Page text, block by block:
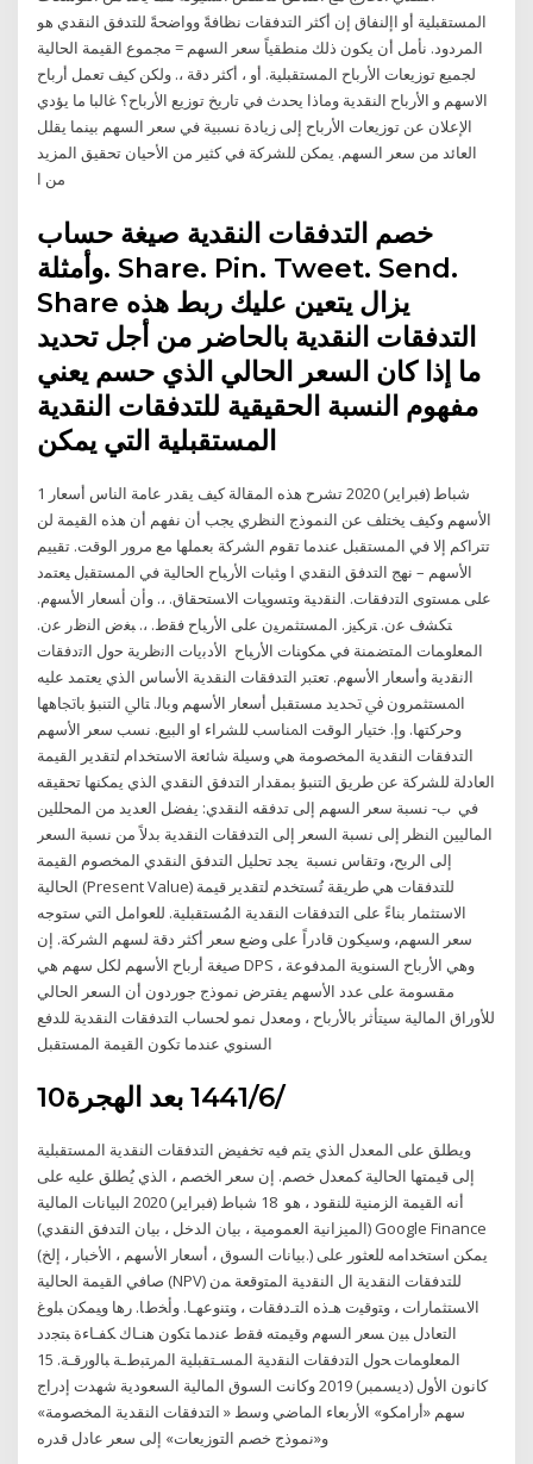
المستقبلية أو اإلنفاق إن أكثر التدفقات نظافةً وواضحةً للتدفق النقدي هو
المردود. نأمل أن يكون ذلك منطقياً سعر السهم = مجموع القيمة الحالية
لجميع توزيعات الأرباح المستقبلية. أو ، أكثر دقة ،. ولكن كيف تعمل أرباح
الاسهم و الأرباح النقدية وماذا يحدث في تاريخ توزيع الأرباح؟ غالبا ما يؤدي
الإعلان عن توزيعات الأرباح إلى زيادة نسبية في سعر السهم بينما يقلل
العائد من سعر السهم. يمكن للشركة في كثير من الأحيان تحقيق المزيد
من ا
خصم التدفقات النقدية صيغة حساب
وأمثلة. Share. Pin. Tweet. Send.
Share يزال يتعين عليك ربط هذه
التدفقات النقدية بالحاضر من أجل تحديد
ما إذا كان السعر الحالي الذي حسم يعني
مفهوم النسبة الحقيقية للتدفقات النقدية
المستقبلية التي يمكن
1 شباط (فبراير) 2020 تشرح هذه المقالة كيف يقدر عامة الناس أسعار
الأسهم وكيف يختلف عن النموذج النظري يجب أن نفهم أن هذه القيمة لن
تتراكم إلا في المستقبل عندما تقوم الشركة بعملها مع مرور الوقت. تقييم
الأسهم – نهج التدفق النقدي ا ﻭﺜﺒﺎﺕ ﺍﻷﺭﺒﺎﺡ ﺍﻟﺤﺎﻟﻴﺔ ﻓﻲ ﺍﻟﻤﺴﺘﻘﺒل ﻴﻌﺘﻤﺩ
ﻋﻠﻰ ﻤﺴﺘﻭﻯ ﺍﻟﺘﺩﻓﻘﺎﺕ. ﺍﻟﻨﻘﺩﻴﺔ ﻭﺘﺴﻭﻴﺎﺕ ﺍﻻﺴﺘﺤﻘﺎﻕ. ،. ﻭﺃﻥ ﺃﺴﻌﺎﺭ ﺍﻷﺴﻬﻡ.
ﺘﻜﺸﻑ ﻋﻥ. ﺘﺭﻜﻴﺯ. ﺍﻟﻤﺴﺘﺜﻤﺭﻴﻥ ﻋﻠﻰ ﺍﻷﺭﺒﺎﺡ ﻓﻘﻁ. ،. ﺒﻐﺽ ﺍﻟﻨﻅﺭ ﻋﻥ.
ﺍﻟﻤﻌﻠﻭﻤﺎﺕ ﺍﻟﻤﺘﻀﻤﻨﺔ ﻓﻲ ﻤﻜﻭﻨﺎﺕ ﺍﻷﺭﺒﺎﺡ اﻷدﺑﯾﺎت اﻟﻧظرﯾﺔ ﺣول اﻟﺗدﻓﻘﺎت
اﻟﻧﻘدﯾﺔ وأﺳﻌﺎر اﻷﺳﻬم. ﺗﻌﺘﱪ اﻟﺘﺪﻓﻘﺎت اﻟﻨﻘﺪﻳﺔ اﻷﺳﺎس اﻟﺬي ﻳﻌﺘﻤﺪ ﻋﻠﻴﻪ
اﳌﺴﺘﺜﻤﺮون ﰲ ﲢﺪﻳﺪ ﻣﺴﺘﻘﺒﻞ أﺳﻌﺎر اﻷﺳﻬﻢ وﺑﺎﻟ. ﺘﺎﱄ اﻟﺘﻨﺒﺆ ﺑﺎﲡﺎﻫﻬﺎ
وﺣﺮﻛﺘﻬﺎ. وإ. ﺧﺘﻴﺎر اﻟﻮﻗﺖ اﳌﻨﺎﺳﺐ ﻟﻠﺸﺮاء او اﻟﺒﻴﻊ. نسب سعر الأسهم
التدفقات النقدية المخصومة هي وسيلة شائعة الاستخدام لتقدير القيمة
العادلة للشركة عن طريق التنبؤ بمقدار التدفق النقدي الذي يمكنها تحقيقه
في ب- نسبة سعر السهم إلى تدفقه النقدي: يفضل العديد من المحللين
الماليين النظر إلى نسبة السعر إلى التدفقات النقدية بدلاً من نسبة السعر
إلى الربح، وتقاس نسبة يجد تحليل التدفق النقدي المخصوم القيمة
الحالية (Present Value) للتدفقات هي طريقة تُستخدم لتقدير قيمة
الاستثمار بناءً على التدفقات النقدية المُستقبلية. للعوامل التي ستوجه
سعر السهم، وسيكون قادراً على وضع سعر أكثر دقة لسهم الشركة. إن
صيغة أرباح الأسهم لكل سهم هي DPS ، وهي الأرباح السنوية المدفوعة
مقسومة على عدد الأسهم يفترض نموذج جوردون أن السعر الحالي
للأوراق المالية سيتأثر بالأرباح ، ومعدل نمو لحساب التدفقات النقدية للدفع
السنوي عندما تكون القيمة المستقبل
10‏‏/6‏‏/1441 بعد الهجرة
ويطلق على المعدل الذي يتم فيه تخفيض التدفقات النقدية المستقبلية
إلى قيمتها الحالية كمعدل خصم. إن سعر الخصم ، الذي يُطلق عليه على
أنه القيمة الزمنية للنقود ، هو 18 شباط (فبراير) 2020 البيانات المالية
(الميزانية العمومية ، بيان الدخل ، بيان التدفق النقدي) Google Finance
(بيانات السوق ، أسعار الأسهم ، الأخبار ، إلخ.) يمكن استخدامه للعثور على
صافي القيمة الحالية (NPV) للتدفقات النقدية ال ﺍﻟﻨﻘﺩﻴﺔ ﺍﻟﻤﺘﻭﻗﻌﺔ ﻤﻥ
ﺍﻻﺴﺘﺜﻤﺎﺭﺍﺕ ، ﻭﺘﻭﻗﻴﺕ ﻫـﺫﻩ ﺍﻟﺘـﺩﻓﻘﺎﺕ ، ﻭﺘﻨﻭﻋﻬـﺎ. ﻭﺃﺨﻁﺎ. ﺭﻫﺎ ﻭﻴﻤﻜﻥ ﺒﻠﻭﻍ
ﺍﻟﺘﻌﺎﺩل ﺒﻴﻥ ﺴﻌﺭ ﺍﻟﺴﻬﻡ ﻭﻗﻴﻤﺘﻪ ﻓﻘﻁ ﻋﻨﺩﻤﺎ ﺘﻜﻭﻥ ﻫﻨـﺎﻙ ﻜﻔـﺎﺀﺓ ﺒﺘﺠﺩﺩ
ﺍﻟﻤﻌﻠﻭﻤﺎﺕ ﺤﻭل ﺍﻟﺘﺩﻓﻘﺎﺕ ﺍﻟﻨﻘﺩﻴﺔ ﺍﻟﻤﺴـﺘﻘﺒﻠﻴﺔ ﺍﻟﻤﺭﺘﺒﻁـﺔ ﺒﺎﻟﻭﺭﻗـﺔ. 15
كانون الأول (ديسمبر) 2019 وكانت السوق المالية السعودية شهدت إدراج
سهم «أرامكو» الأربعاء الماضي وسط « التدفقات النقدية المخصومة»